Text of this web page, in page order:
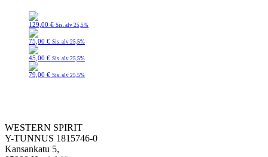
129,00 € Sis. alv 25,5%
75,00 € Sis. alv 25,5%
45,00 € Sis. alv 25,5%
79,00 € Sis. alv 25,5%
WESTERN SPIRIT
Y-TUNNUS 1815746-0
Kansankatu 5,